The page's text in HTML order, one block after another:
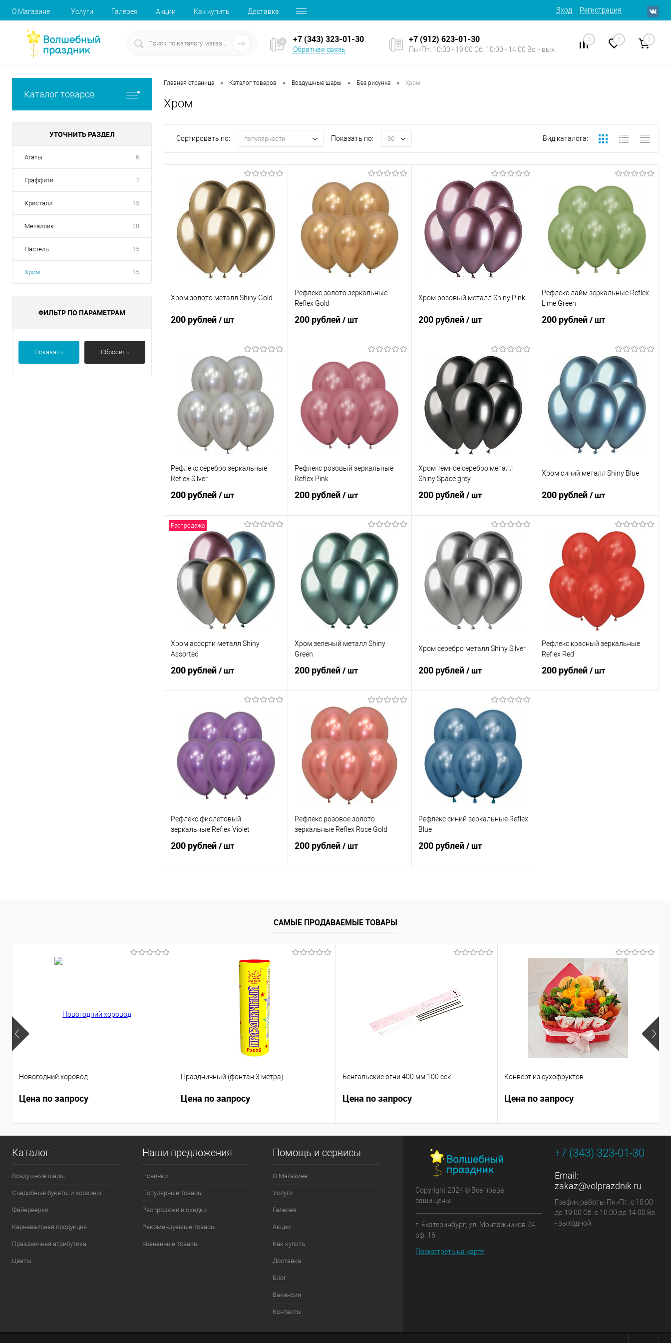
О Магазине Услуги Галерея Акции Как купить Доставка Вход Регистрация
+7 (343) 323-01-30
Обратная связь
+7 (912) 623-01-30
Пн.-Пт. 10:00 - 19:00 Сб. 10:00 - 14:00 Вс. - вых.
0 0 0
Каталог товаров
УТОЧНИТЬ РАЗДЕЛ
Агаты 6
Граффити 7
Кристалл 15
Металлик 28
Пастель 15
Хром 15
ФИЛЬТР ПО ПАРАМЕТРАМ
Показать Сбросить
Главная страница • Каталог товаров • Воздушные шары • Без рисунка • Хром
Хром
Сортировать по: популярности Показать по: 30 Вид каталога:
Хром золото металл Shiny Gold
200 рублей/ шт
В корзину
Купить в 1 клик
Сравнение
В избранное
Под заказ
Рефлекс золото зеркальные
Reflex Gold
200 рублей/ шт
В корзину
Купить в 1 клик
Сравнение
В избранное
Под заказ
Хром розовый металл Shiny Pink
200 рублей/ шт
В корзину
Купить в 1 клик
Сравнение
В избранное
Под заказ
Рефлекс лайм зеркальные Reflex
Lime Green
200 рублей/ шт
В корзину
Купить в 1 клик
Сравнение
В избранное
Под заказ
Рефлекс серебро зеркальные
Reflex Silver
200 рублей/ шт
В корзину
Купить в 1 клик
Сравнение
В избранное
Под заказ
Рефлекс розовый зеркальные
Reflex Pink
200 рублей/ шт
В корзину
Купить в 1 клик
Сравнение
В избранное
Под заказ
Хром темное серебро металл
Shiny Space grey
200 рублей/ шт
В корзину
Купить в 1 клик
Сравнение
В избранное
Под заказ
Хром синий металл Shiny Blue
200 рублей/ шт
В корзину
Купить в 1 клик
Сравнение
В избранное
Под заказ
Распродажа
Хром ассорти металл Shiny
Assorted
200 рублей/ шт
В корзину
Купить в 1 клик
Сравнение
В избранное
Под заказ
Хром зеленый металл Shiny
Green
200 рублей/ шт
В корзину
Купить в 1 клик
Сравнение
В избранное
Под заказ
Хром серебро металл Shiny Silver
200 рублей/ шт
В корзину
Купить в 1 клик
Сравнение
В избранное
Под заказ
Рефлекс красный зеркальные
Reflex Red
200 рублей/ шт
Рефлекс фиолетовый
зеркальные Reflex Violet
200 рублей/ шт
Рефлекс розовое золото
зеркальные Reflex Rose Gold
200 рублей/ шт
В избранное
Под заказ
Рефлекс синий зеркальные Reflex
Blue
200 рублей/ шт
САМЫЕ ПРОДАВАЕМЫЕ ТОВАРЫ
Новогодний хоровод
Цена по запросу
Праздничный (фонтан 3 метра)
Цена по запросу
Бенгальские огни 400 мм 100 сек.
Цена по запросу
Конверт из сухофруктов
Цена по запросу
Каталог
Воздушные шары
Съедобные букеты и корзины
Фейерверки
Карнавальная продукция
Праздничная атрибутика
Цветы
Наши предложения
Новинки
Популярные товары
Распродажи и скидки
Рекомендуемые товары
Уцененные товары
Помощь и сервисы
О Магазине
Услуги
Галерея
Акции
Как купить
Доставка
Блог
Вакансии
Контакты
Copyright 2024 © Все права
защищены.
г. Екатеринбург, ул. Монтажников 24,
оф. 16
Посмотреть на карте
+7 (343) 323-01-30
Email:
zakaz@volprazdnik.ru
График работы Пн.-Пт. с 10:00
до 19:00 Сб. с 10:00 до 14:00 Вс.
- выходной